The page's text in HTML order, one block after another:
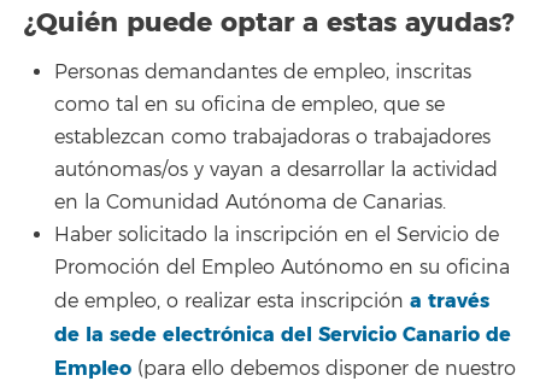
¿Quién puede optar a estas ayudas?
Personas demandantes de empleo, inscritas
como tal en su oficina de empleo, que se
establezcan como trabajadoras o trabajadores
autónomas/os y vayan a desarrollar la actividad
en la Comunidad Autónoma de Canarias.
Haber solicitado la inscripción en el Servicio de
Promoción del Empleo Autónomo en su oficina
de empleo, o realizar esta inscripción a través
de la sede electrónica del Servicio Canario de
Empleo (para ello debemos disponer de nuestro